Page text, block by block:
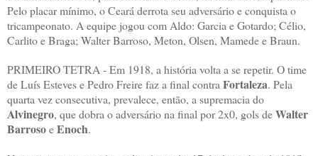
Pelo placar mínimo, o Ceará derrota seu adversário e conquista o
tricampeonato. A equipe jogou com Aldo: Garcia e Gotardo; Célio,
Carlito e Braga; Walter Barroso, Meton, Olsen, Mamede e Braun.
PRIMEIRO TETRA - Em 1918, a história volta a se repetir. O time
de Luís Esteves e Pedro Freire faz a final contra Fortaleza. Pela
quarta vez consecutiva, prevalece, então, a supremacia do
Alvinegro, que dobra o adversário na final por 2x0, gols deWalter
BarrosoeEnoch.